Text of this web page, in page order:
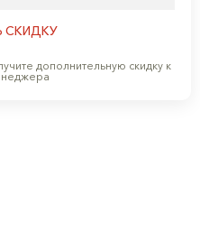
СКИДКУ
дополнительную скидку к